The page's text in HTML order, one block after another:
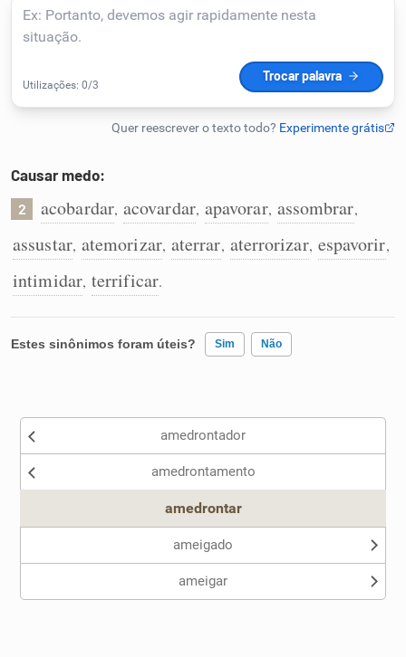
Humanizador de IA
Caça-palavras
Dicionário
Causar medo:
2 acobardar, acovardar, apavorar, assombrar,
assustar, atemorizar, aterrar, aterrorizar, espavorir,
intimidar, terrificar.
Estes sinônimos foram úteis? Sim Não
Nenhum dos sinônimos apresentados me ajudou
amedrontador
amedrontamento
amedrontar
ameigado
ameigar